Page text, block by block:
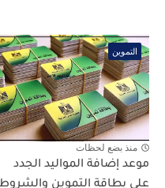
التموين
منذ بضع لحظات
موعد إضافة المواليد الجدد
على بطاقة التموين